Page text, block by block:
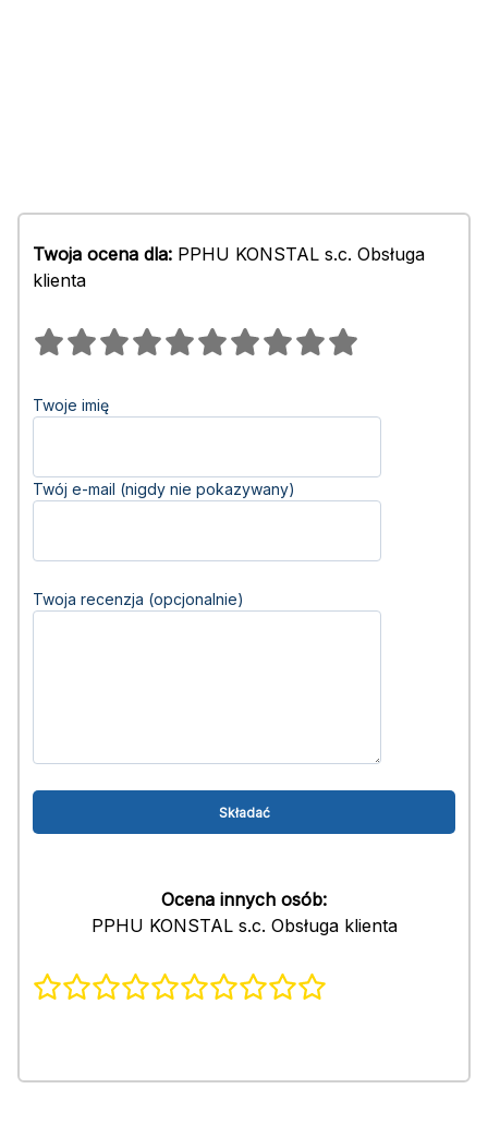
Twoja ocena dla: PPHU KONSTAL s.c. Obsługa
klienta
Twoje imię
Twój e-mail (nigdy nie pokazywany)
Twoja recenzja (opcjonalnie)
Ocena innych osób:
PPHU KONSTAL s.c. Obsługa klienta